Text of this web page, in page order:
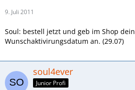
9. Juli 2011
Soul: bestell jetzt und geb im Shop dein
Wunschaktivirungsdatum an. (29.07)
soul4ever
Junior Profi